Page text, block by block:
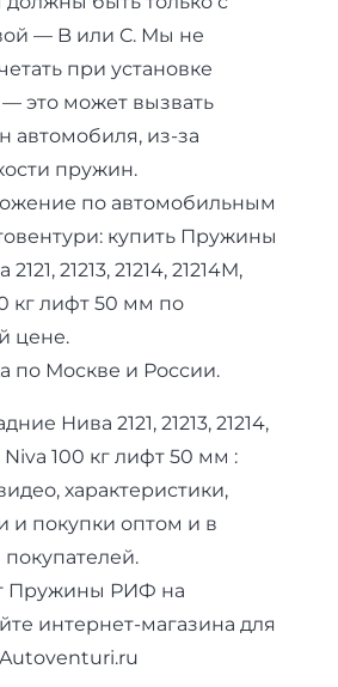
— B или C. Мы не
при установке
это может вызвать
автомобиля, из-за
пружин.
по автомобильным
купить Пружины
21213, 21214, 21214M,
кг лифт 50 мм по
цене.
по Москве и России.
Нива 2121, 21213, 21214,
Niva 100 кг лифт 50 мм :
характеристики,
и покупки оптом и в
Пружины РИФ на
интернет-магазина для